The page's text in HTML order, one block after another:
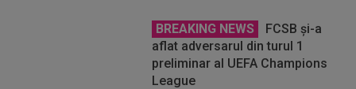
BREAKING NEWS
FCSB și-a
aflat adversarul din turul 1
preliminar al UEFA Champions
League